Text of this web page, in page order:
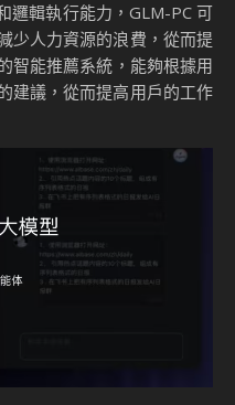
邏輯執行能力，GLM-PC 可
少人力資源的浪費，從而提
智能推薦系統，能夠根據用
建議，從而提高用戶的工作